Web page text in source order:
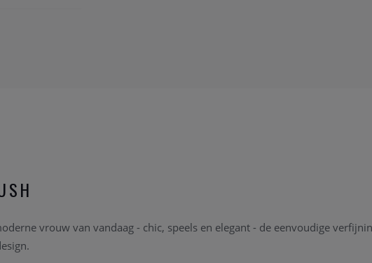
vrouw van vandaag - chic, speels en elegant - de eenvoudige